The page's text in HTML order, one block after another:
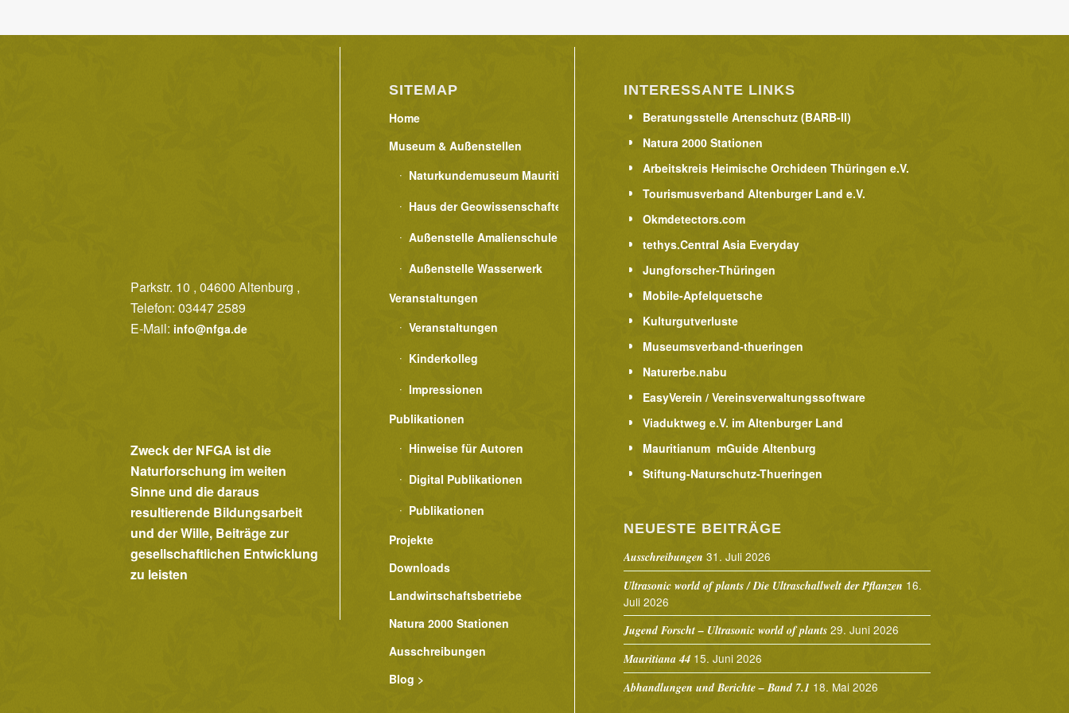
Parkstr. 10 , 04600 Altenburg ,
Telefon: 03447 2589
E-Mail: info@nfga.de
Zweck der NFGA ist die
Naturforschung im weiten
Sinne und die daraus
resultierende Bildungsarbeit
und der Wille, Beiträge zur
gesellschaftlichen Entwicklung
zu leisten
SITEMAP
Home
Museum & Außenstellen
Naturkundemuseum Mauritianum
Haus der Geowissenschaften
Außenstelle Amalienschule
Außenstelle Wasserwerk
Veranstaltungen
Veranstaltungen
Kinderkolleg
Impressionen
Publikationen
Hinweise für Autoren
Digital Publikationen
Publikationen
Projekte
Downloads
Landwirtschaftsbetriebe
Natura 2000 Stationen
Ausschreibungen
Blog >
INTERESSANTE LINKS
Beratungsstelle Artenschutz (BARB-II)
Natura 2000 Stationen
Arbeitskreis Heimische Orchideen Thüringen e.V.
Tourismusverband Altenburger Land e.V.
Okmdetectors.com
tethys.Central Asia Everyday
Jungforscher-Thüringen
Mobile-Apfelquetsche
Kulturgutverluste
Museumsverband-thueringen
Naturerbe.nabu
EasyVerein / Vereinsverwaltungssoftware
Viaduktweg e.V. im Altenburger Land
Mauritianum mGuide Altenburg
Stiftung-Naturschutz-Thueringen
NEUESTE BEITRÄGE
Ausschreibungen 31. Juli 2026
Ultrasonic world of plants / Die Ultraschallwelt der Pflanzen 16.
Juli 2026
Jugend Forscht – Ultrasonic world of plants 29. Juni 2026
Mauritiana 44 15. Juni 2026
Abhandlungen und Berichte – Band 7.1 18. Mai 2026